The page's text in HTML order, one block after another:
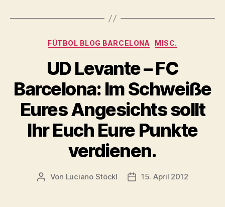
Kategorien
FÚTBOL BLOG BARCELONA MISC.
UD Levante – FC
Barcelona: Im Schweiße
Eures Angesichts sollt
Ihr Euch Eure Punkte
verdienen.
Beitragsautor
Von Luciano Stöckl Beitragsdatum
15. April 2012